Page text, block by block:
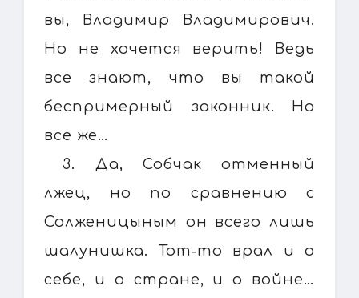
вы, Владимир Владимирович.
Но не хочется верить! Ведь
все знают, что вы такой
беспримерный законник. Но
все же…
3. Да, Собчак отменный
лжец, но по сравнению с
Солженицыным он всего лишь
шалунишка. Тот‑то врал и о
себе, и о стране, и о войне…